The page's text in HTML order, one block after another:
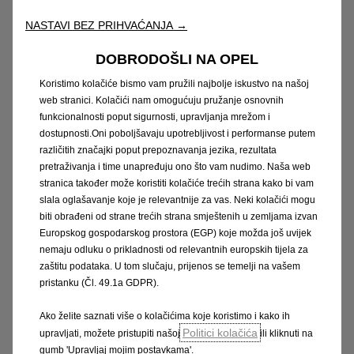
Čelični naplatak 6.5 J x 16, kompletan poklopac
bez doplate
16-inčni aluminijski naplatci
500€ s PDV-om
PRAVNA OBAVIJEST
NASTAVI BEZ PRIHVAĆANJA →
DOBRODOŠLI NA OPEL
Koristimo kolačiće bismo vam pružili najbolje iskustvo na našoj
web stranici. Kolačići nam omogućuju pružanje osnovnih
funkcionalnosti poput sigurnosti, upravljanja mrežom i
dostupnosti.Oni poboljšavaju upotrebljivost i performanse putem
različitih značajki poput prepoznavanja jezika, rezultata
pretraživanja i time unapređuju ono što vam nudimo. Naša web
stranica također može koristiti kolačiće trećih strana kako bi vam
slala oglašavanje koje je relevantnije za vas. Neki kolačići mogu
biti obrađeni od strane trećih strana smještenih u zemljama izvan
Europskog gospodarskog prostora (EGP) koje možda još uvijek
nemaju odluku o prikladnosti od relevantnih europskih tijela za
zaštitu podataka. U tom slučaju, prijenos se temelji na vašem
pristanku (Čl. 49.1a GDPR).
Ako želite saznati više o kolačićima koje koristimo i kako ih
upravljati, možete pristupiti našoj Politici kolačića ili kliknuti na
gumb 'Upravljaj mojim postavkama'.